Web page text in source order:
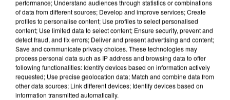
performance; Understand audiences through statistics or combinations
of data from different sources; Develop and improve services; Create
profiles to personalise content; Use profiles to select personalised
content; Use limited data to select content; Ensure security, prevent and
detect fraud, and fix errors; Deliver and present advertising and content;
Save and communicate privacy choices. These technologies may
process personal data such as IP address and browsing data to offer
following functionalities: Identify devices based on information actively
requested; Use precise geolocation data; Match and combine data from
other data sources; Link different devices; Identify devices based on
information transmitted automatically.